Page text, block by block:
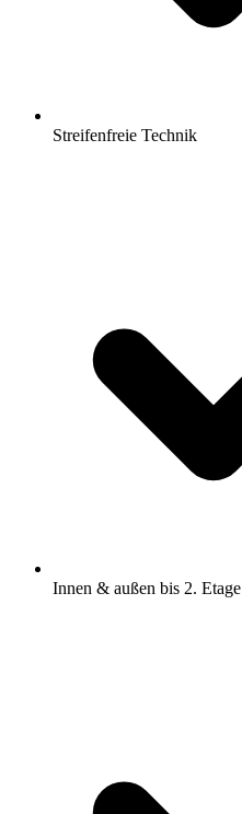
Streifenfreie Technik
Innen & außen bis 2. Etage